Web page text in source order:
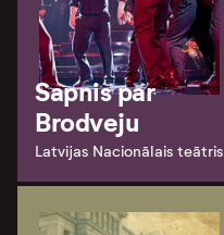
Sapnis par
Brodveju
Latvijas Nacionālais teātris